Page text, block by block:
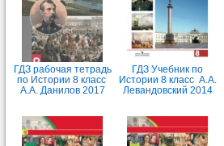
ГДЗ рабочая тетрадь
по Истории 8 класс
А.А. Данилов 2017
ГДЗ Учебник по
Истории 8 класс А.А.
Левандовский 2014